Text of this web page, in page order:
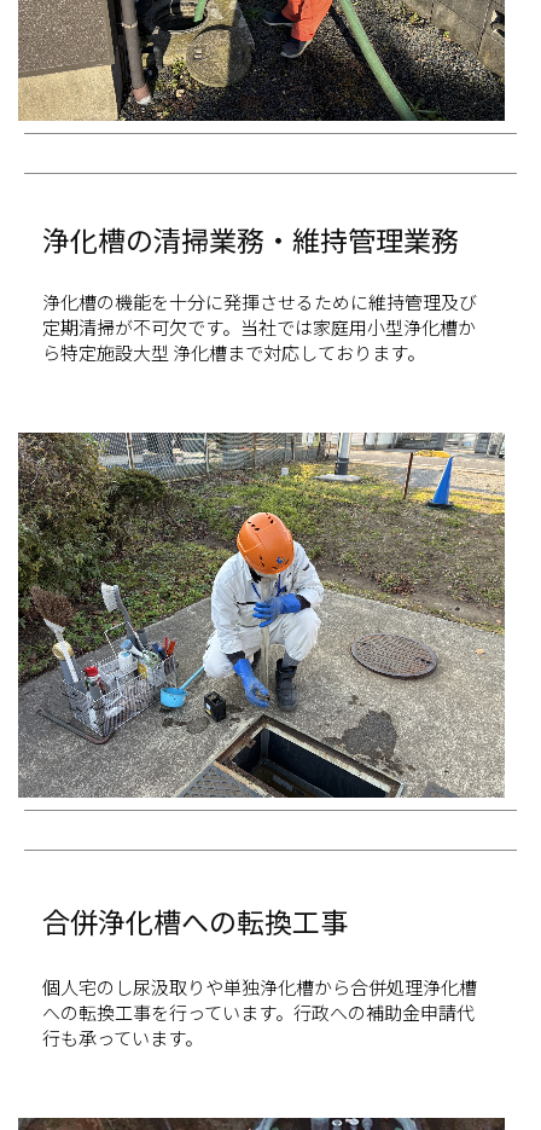
浄化槽の清掃業務・維持管理業務
浄化槽の機能を十分に発揮させるために維持管理及び
定期清掃が不可欠です。当社では家庭用小型浄化槽か
ら特定施設大型 浄化槽まで対応しております。
合併浄化槽への転換工事
個人宅のし尿汲取りや単独浄化槽から合併処理浄化槽
への転換工事を行っています。行政への補助金申請代
行も承っています。